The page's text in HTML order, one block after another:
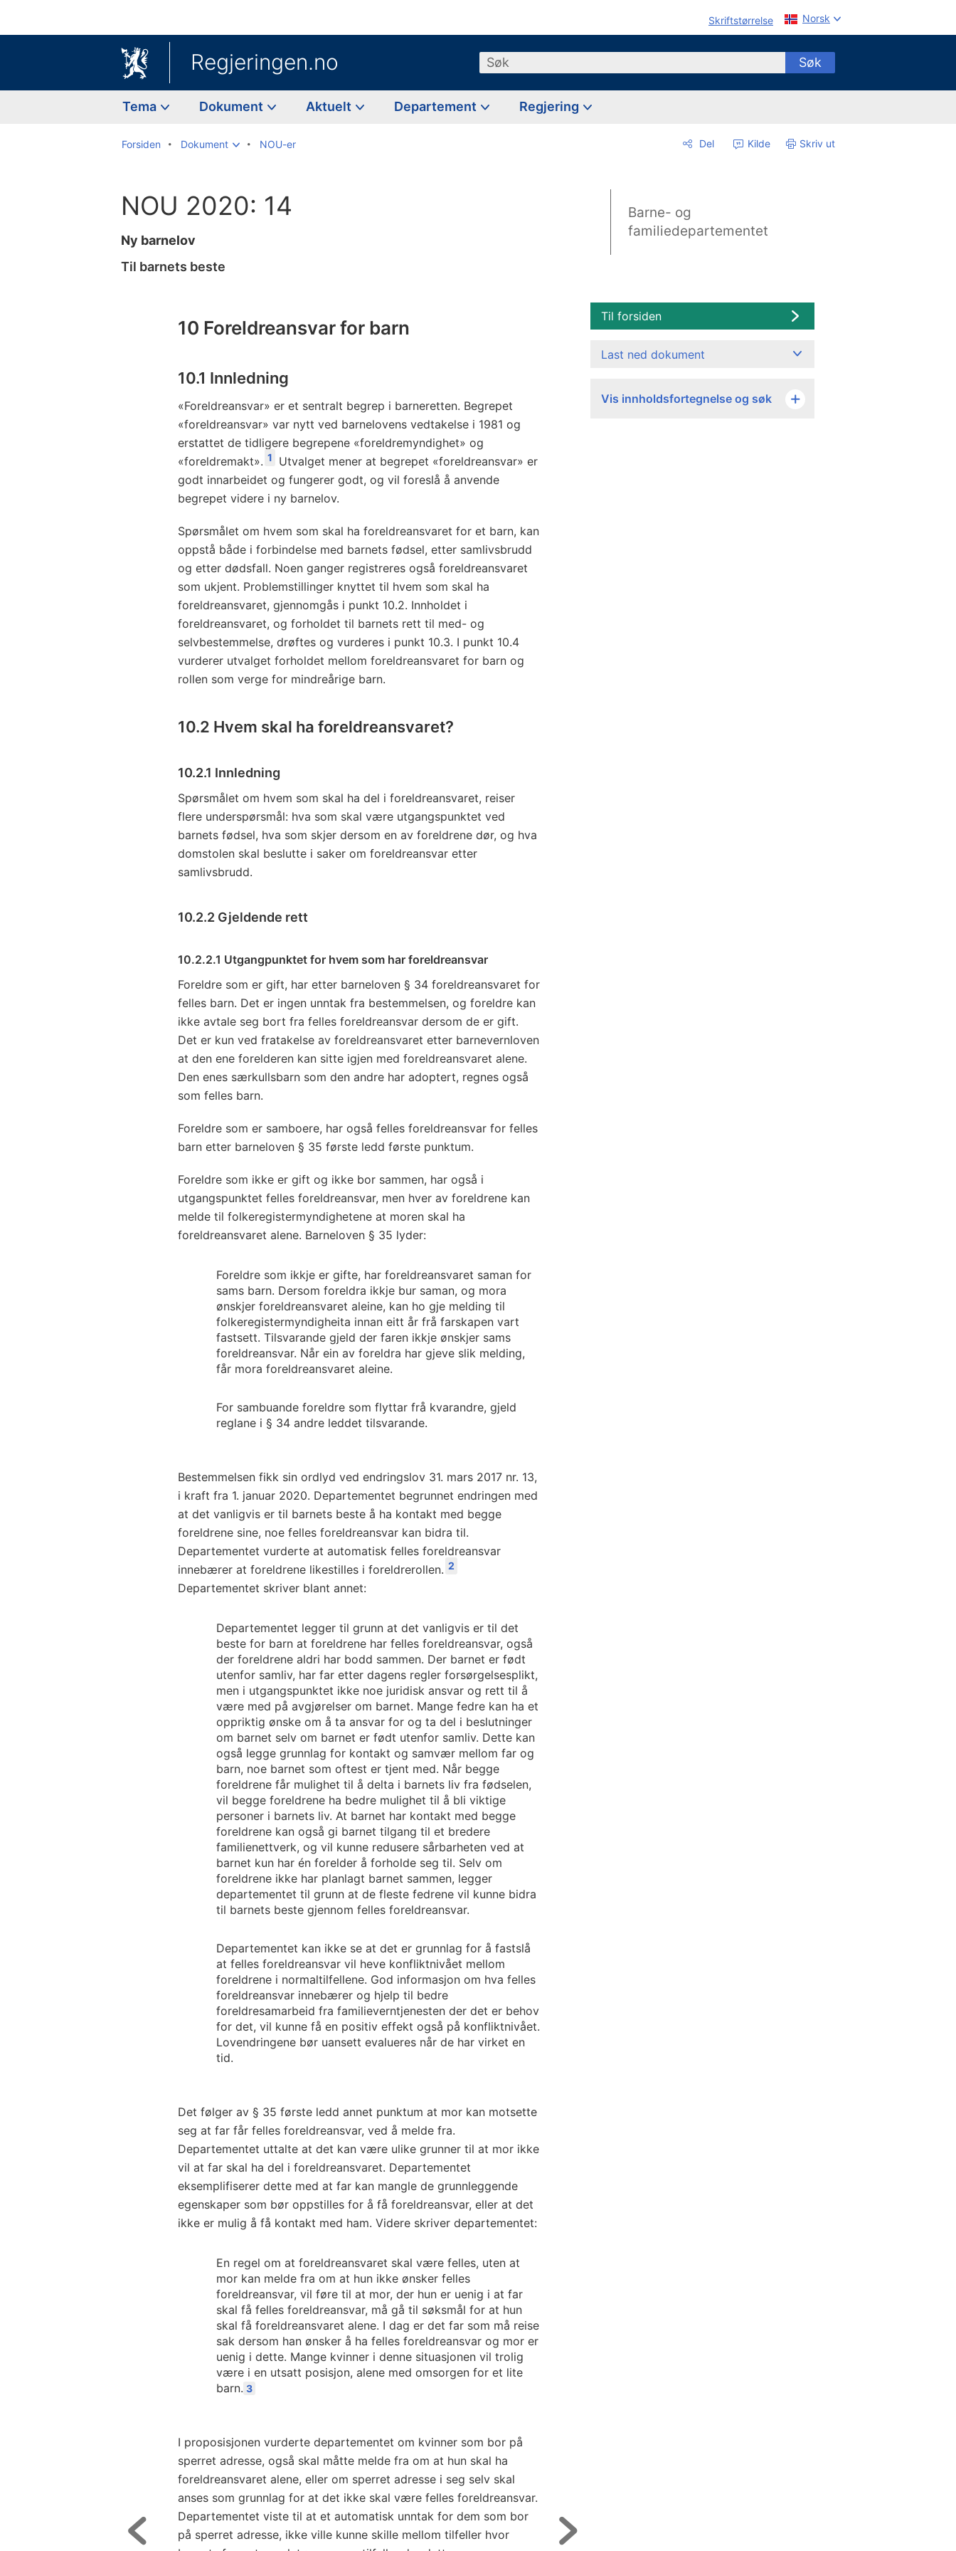
Skriftstørrelse Norsk
Regjeringen.no Søk Søk
Tema Dokument Aktuelt Departement Regjering
Forsiden Dokument NOU-er Del Kilde Skriv ut
NOU 2020: 14
Ny barnelov
Til barnets beste
Barne- og
familiedepartementet
10 Foreldreansvar for barn
10.1 Innledning
«Foreldreansvar» er et sentralt begrep i barneretten. Begrepet
«foreldreansvar» var nytt ved barnelovens vedtakelse i 1981 og
erstattet de tidligere begrepene «foreldremyndighet» og
«foreldremakt». 1
Utvalget mener at begrepet «foreldreansvar» er
godt innarbeidet og fungerer godt, og vil foreslå å anvende
begrepet videre i ny barnelov.
Spørsmålet om hvem som skal ha foreldreansvaret for et barn, kan
oppstå både i forbindelse med barnets fødsel, etter samlivsbrudd
og etter dødsfall. Noen ganger registreres også foreldreansvaret
som ukjent. Problemstillinger knyttet til hvem som skal ha
foreldreansvaret, gjennomgås i punkt 10.2. Innholdet i
foreldreansvaret, og forholdet til barnets rett til med- og
selvbestemmelse, drøftes og vurderes i punkt 10.3. I punkt 10.4
vurderer utvalget forholdet mellom foreldreansvaret for barn og
rollen som verge for mindreårige barn.
10.2 Hvem skal ha foreldreansvaret?
10.2.1 Innledning
Spørsmålet om hvem som skal ha del i foreldreansvaret, reiser
flere underspørsmål: hva som skal være utgangspunktet ved
barnets fødsel, hva som skjer dersom en av foreldrene dør, og hva
domstolen skal beslutte i saker om foreldreansvar etter
samlivsbrudd.
10.2.2 Gjeldende rett
10.2.2.1 Utgangpunktet for hvem som har foreldreansvar
Foreldre som er gift, har etter barneloven § 34 foreldreansvaret for
felles barn. Det er ingen unntak fra bestemmelsen, og foreldre kan
ikke avtale seg bort fra felles foreldreansvar dersom de er gift.
Det er kun ved fratakelse av foreldreansvaret etter barnevernloven
at den ene forelderen kan sitte igjen med foreldreansvaret alene.
Den enes særkullsbarn som den andre har adoptert, regnes også
som felles barn.
Foreldre som er samboere, har også felles foreldreansvar for felles
barn etter barneloven § 35 første ledd første punktum.
Foreldre som ikke er gift og ikke bor sammen, har også i
utgangspunktet felles foreldreansvar, men hver av foreldrene kan
melde til folkeregistermyndighetene at moren skal ha
foreldreansvaret alene. Barneloven § 35 lyder:
Foreldre som ikkje er gifte, har foreldreansvaret saman for
sams barn. Dersom foreldra ikkje bur saman, og mora
ønskjer foreldreansvaret aleine, kan ho gje melding til
folkeregistermyndigheita innan eitt år frå farskapen vart
fastsett. Tilsvarande gjeld der faren ikkje ønskjer sams
foreldreansvar. Når ein av foreldra har gjeve slik melding,
får mora foreldreansvaret aleine.​
For sambuande foreldre som flyttar frå kvarandre, gjeld
reglane i § 34 andre leddet tilsvarande.
Bestemmelsen fikk sin ordlyd ved endringslov 31. mars 2017 nr. 13,
i kraft fra 1. januar 2020. Departementet begrunnet endringen med
at det vanligvis er til barnets beste å ha kontakt med begge
foreldrene sine, noe felles foreldreansvar kan bidra til.
Departementet vurderte at automatisk felles foreldreansvar
innebærer at foreldrene likestilles i foreldrerollen. 2
Departementet skriver blant annet:
Departementet legger til grunn at det vanligvis er til det
beste for barn at foreldrene har felles foreldreansvar, også
der foreldrene aldri har bodd sammen. Der barnet er født
utenfor samliv, har far etter dagens regler forsørgelsesplikt,
men i utgangspunktet ikke noe juridisk ansvar og rett til å
være med på avgjørelser om barnet. Mange fedre kan ha et
oppriktig ønske om å ta ansvar for og ta del i beslutninger
om barnet selv om barnet er født utenfor samliv. Dette kan
også legge grunnlag for kontakt og samvær mellom far og
barn, noe barnet som oftest er tjent med. Når begge
foreldrene får mulighet til å delta i barnets liv fra fødselen,
vil begge foreldrene ha bedre mulighet til å bli viktige
personer i barnets liv. At barnet har kontakt med begge
foreldrene kan også gi barnet tilgang til et bredere
familienettverk, og vil kunne redusere sårbarheten ved at
barnet kun har én forelder å forholde seg til. Selv om
foreldrene ikke har planlagt barnet sammen, legger
departementet til grunn at de fleste fedrene vil kunne bidra
til barnets beste gjennom felles foreldreansvar.
Departementet kan ikke se at det er grunnlag for å fastslå
at felles foreldreansvar vil heve konfliktnivået mellom
foreldrene i normaltilfellene. God informasjon om hva felles
foreldreansvar innebærer og hjelp til bedre
foreldresamarbeid fra familieverntjenesten der det er behov
for det, vil kunne få en positiv effekt også på konfliktnivået.
Lovendringene bør uansett evalueres når de har virket en
tid.
Det følger av § 35 første ledd annet punktum at mor kan motsette
seg at far får felles foreldreansvar, ved å melde fra.
Departementet uttalte at det kan være ulike grunner til at mor ikke
vil at far skal ha del i foreldreansvaret. Departementet
eksemplifiserer dette med at far kan mangle de grunnleggende
egenskaper som bør oppstilles for å få foreldreansvar, eller at det
ikke er mulig å få kontakt med ham. Videre skriver departementet:
En regel om at foreldreansvaret skal være felles, uten at
mor kan melde fra om at hun ikke ønsker felles
foreldreansvar, vil føre til at mor, der hun er uenig i at far
skal få felles foreldreansvar, må gå til søksmål for at hun
skal få foreldreansvaret alene. I dag er det far som må reise
sak dersom han ønsker å ha felles foreldreansvar og mor er
uenig i dette. Mange kvinner i denne situasjonen vil trolig
være i en utsatt posisjon, alene med omsorgen for et lite
barn. 3
I proposisjonen vurderte departementet om kvinner som bor på
sperret adresse, også skal måtte melde fra om at hun skal ha
foreldreansvaret alene, eller om sperret adresse i seg selv skal
anses som grunnlag for at det ikke skal være felles foreldreansvar.
Departementet viste til at et automatisk unntak for dem som bor
på sperret adresse, ikke ville kunne skille mellom tilfeller hvor
Til forsiden
Last ned dokument
Vis innholdsfortegnelse og søk